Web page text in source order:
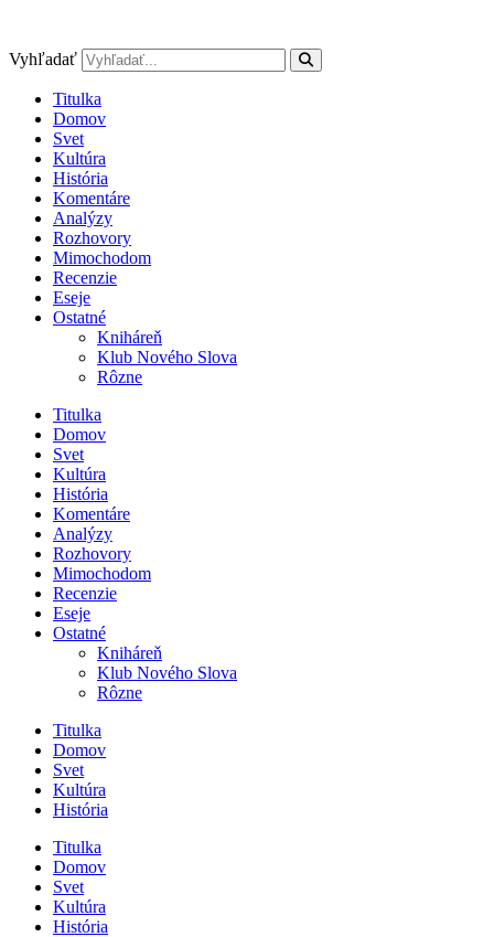
obsah
Vyhľadať
Titulka
Domov
Svet
Kultúra
História
Komentáre
Analýzy
Rozhovory
Mimochodom
Recenzie
Eseje
Ostatné
Kniháreň
Klub Nového Slova
Rôzne
Titulka
Domov
Svet
Kultúra
História
Komentáre
Analýzy
Rozhovory
Mimochodom
Recenzie
Eseje
Ostatné
Kniháreň
Klub Nového Slova
Rôzne
Titulka
Domov
Svet
Kultúra
História
Titulka
Domov
Svet
Kultúra
História